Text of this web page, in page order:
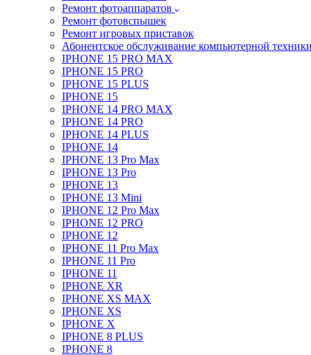
Ремонт фотоаппаратов
Ремонт фотовспышек
Ремонт игровых приставок
Абонентское обслуживание компьютерной техники
IPHONE 15 PRO MAX
IPHONE 15 PRO
IPHONE 15 PLUS
IPHONE 15
IPHONE 14 PRO MAX
IPHONE 14 PRO
IPHONE 14 PLUS
IPHONE 14
IPHONE 13 Pro Max
IPHONE 13 Pro
IPHONE 13
IPHONE 13 Mini
IPHONE 12 Pro Max
IPHONE 12 PRO
IPHONE 12
IPHONE 11 Pro Max
IPHONE 11 Pro
IPHONE 11
IPHONE XR
IPHONE XS MAX
IPHONE XS
IPHONE X
IPHONE 8 PLUS
IPHONE 8